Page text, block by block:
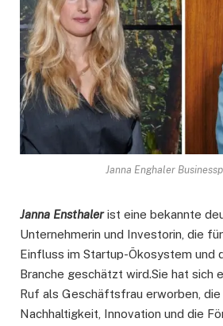
Janna Enghaler
Janna Ensthalerist eine bekannte
Unternehmerin und Investorin, die
Einfluss im Startup-Ökosystem und
Branche geschätzt wird.Sie hat sich
Ruf als Geschäftsfrau erworben, die
Nachhaltigkeit, Innovation und die